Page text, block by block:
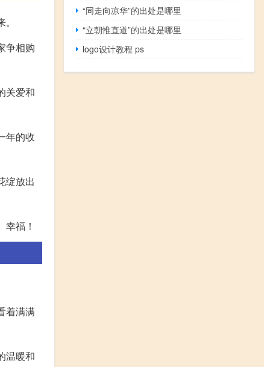
争相购
关爱和
年的收
绽放出
福！
着满满
温暖和
“同走向凉华”的出处是哪里
“立朝惟直道”的出处是哪里
logo设计教程 ps